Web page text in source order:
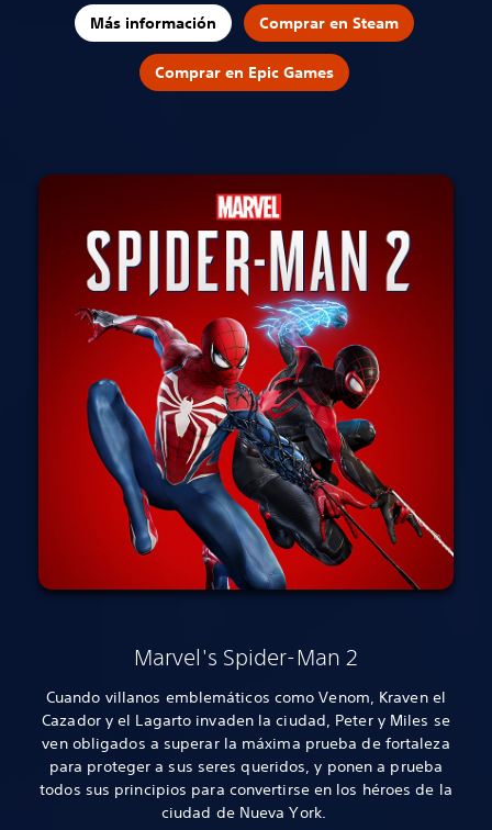
Más información Comprar en Steam
Comprar en Epic Games
Marvel's Spider-Man 2
Cuando villanos emblemáticos como Venom, Kraven el
Cazador y el Lagarto invaden la ciudad, Peter y Miles se
ven obligados a superar la máxima prueba de fortaleza
para proteger a sus seres queridos, y ponen a prueba
todos sus principios para convertirse en los héroes de la
ciudad de Nueva York.